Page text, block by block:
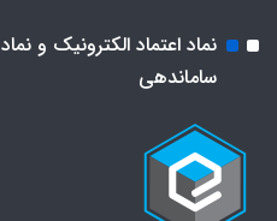
نماد اعتماد الکترونیک و نماد
ساماندهی